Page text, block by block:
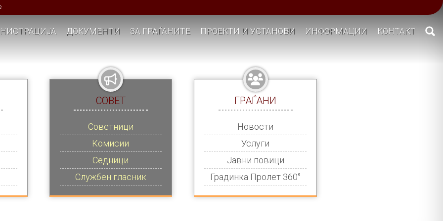
ДОКУМЕНТИ ЗА ГРАЃАНИТЕ ПРОЕКТИ И УСТАНОВИ ИНФОРМАЦИИ КОНТАКТ
СОВЕТ
Советници
Комисии
Седници
Службен гласник
ГРАЃАНИ
Новости
Услуги
Јавни повици
Градинка Пролет 360°